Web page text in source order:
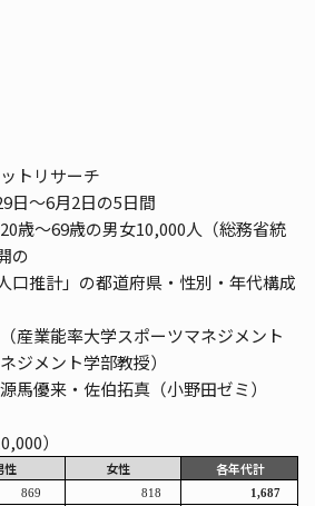
ネットリサーチ
日～6月2日の5日間
歳～69歳の男女10,000人（総務省統
の
口推計」の都道府県・性別・年代構成
産業能率大学スポーツマネジメント
ジメント学部教授）
馬優来・佐伯拓真（小野田ゼミ）
）
性 女性
各年代計
869 818 1,687